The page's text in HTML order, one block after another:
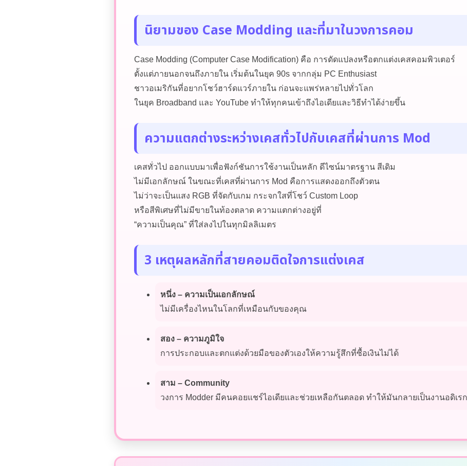
นิยามของ Case Modding และที่มาในวงการคอม
Case Modding (Computer Case Modification) คือ การดัดแปลงหรือตกแต่งเคสคอมพิวเตอร์
ตั้งแต่ภายนอกจนถึงภายใน เริ่มต้นในยุค 90s จากกลุ่ม PC Enthusiast
ชาวอเมริกันที่อยากโชว์ฮาร์ดแวร์ภายใน ก่อนจะแพร่หลายไปทั่วโลก
ในยุค Broadband และ YouTube ทำให้ทุกคนเข้าถึงไอเดียและวิธีทำได้ง่ายขึ้น
ความแตกต่างระหว่างเคสทั่วไปกับเคสที่ผ่านการ Mod
เคสทั่วไป ออกแบบมาเพื่อฟังก์ชันการใช้งานเป็นหลัก ดีไซน์มาตรฐาน สีเดิม
ไม่มีเอกลักษณ์ ในขณะที่เคสที่ผ่านการ Mod คือการแสดงออกถึงตัวตน
ไม่ว่าจะเป็นแสง RGB ที่จัดกับเกม กระจกใสที่โชว์ Custom Loop
หรือสีพิเศษที่ไม่มีขายในท้องตลาด ความแตกต่างอยู่ที่
“ความเป็นคุณ” ที่ใส่ลงไปในทุกมิลลิเมตร
3 เหตุผลหลักที่สายคอมติดใจการแต่งเคส
หนึ่ง – ความเป็นเอกลักษณ์
ไม่มีเครื่องไหนในโลกที่เหมือนกับของคุณ
สอง – ความภูมิใจ
การประกอบและตกแต่งด้วยมือของตัวเองให้ความรู้สึกที่ซื้อเงินไม่ได้
สาม – Community
วงการ Modder มีคนคอยแชร์ไอเดียและช่วยเหลือกันตลอด ทำให้มันกลายเป็นงานอดิเร